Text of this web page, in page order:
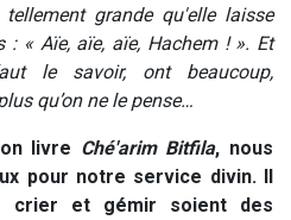
grande qu'elle laisse
: « Aïe, aïe, aïe, Hachem ! ». Et
le savoir, ont beaucoup,
qu’on ne le pense…
livre Ché'arim Bitfila, nous
pour notre service divin. Il
crier et gémir soient des